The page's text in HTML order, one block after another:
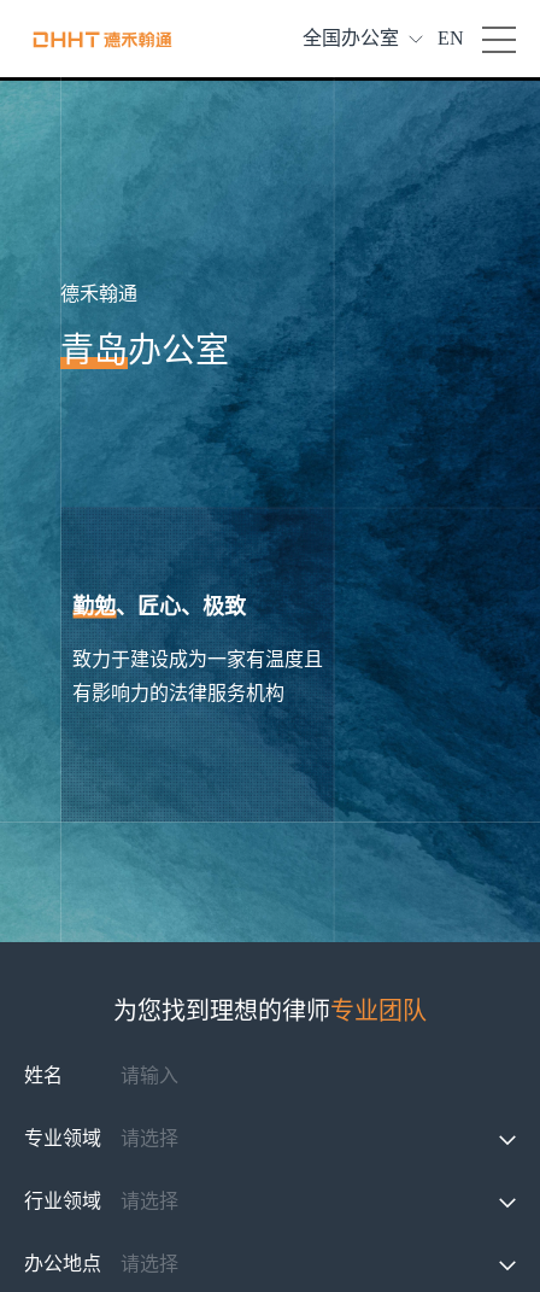
全国办公室 EN
德禾翰通
青岛办公室
勤勉、匠心、极致
致力于建设成为一家有温度且
有影响力的法律服务机构
为您找到理想的律师专业团队
姓名
专业领域
行业领域
办公地点